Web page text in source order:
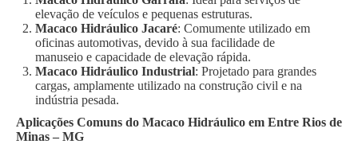
elevação de veículos e pequenas estruturas.
Macaco Hidráulico Jacaré: Comumente utilizado em
oficinas automotivas, devido à sua facilidade de
manuseio e capacidade de elevação rápida.
Macaco Hidráulico Industrial: Projetado para grandes
cargas, amplamente utilizado na construção civil e na
indústria pesada.
Aplicações Comuns do Macaco Hidráulico em Entre Rios de
Minas – MG